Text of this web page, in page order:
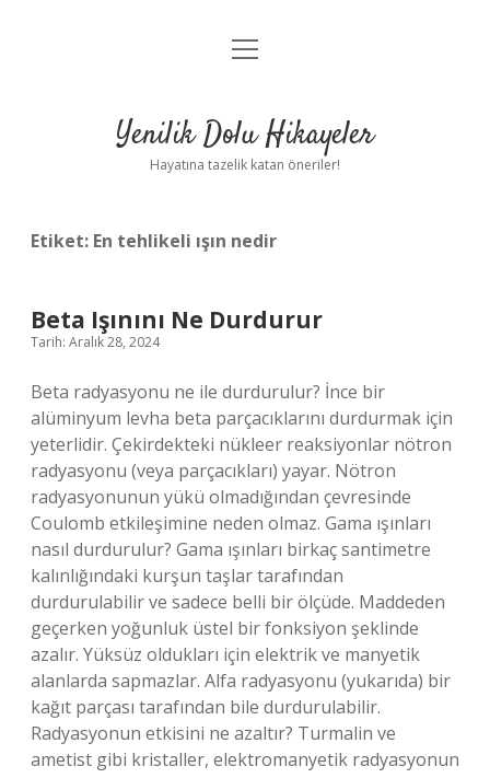
Anasayfa
Yasal Uyarı
menüyü
Yenilik Dolu Hikayeler
Hayatına tazelik katan öneriler!
Etiket: En tehlikeli ışın nedir
Beta Işınını Ne Durdurur
Tarih: Aralık 28, 2024
Beta radyasyonu ne ile durdurulur? İnce bir
alüminyum levha beta parçacıklarını durdurmak için
yeterlidir. Çekirdekteki nükleer reaksiyonlar nötron
radyasyonu (veya parçacıkları) yayar. Nötron
radyasyonunun yükü olmadığından çevresinde
Coulomb etkileşimine neden olmaz. Gama ışınları
nasıl durdurulur? Gama ışınları birkaç santimetre
kalınlığındaki kurşun taşlar tarafından
durdurulabilir ve sadece belli bir ölçüde. Maddeden
geçerken yoğunluk üstel bir fonksiyon şeklinde
azalır. Yüksüz oldukları için elektrik ve manyetik
alanlarda sapmazlar. Alfa radyasyonu (yukarıda) bir
kağıt parçası tarafından bile durdurulabilir.
Radyasyonun etkisini ne azaltır? Turmalin ve
ametist gibi kristaller, elektromanyetik radyasyonun